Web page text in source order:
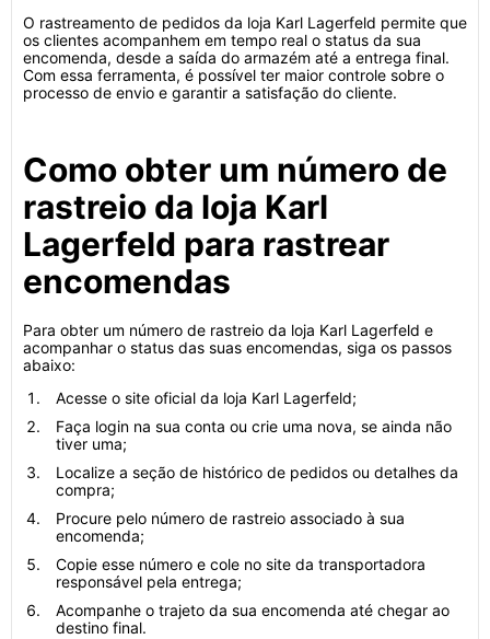
O rastreamento de pedidos da loja Karl Lagerfeld permite que
os clientes acompanhem em tempo real o status da sua
encomenda, desde a saída do armazém até a entrega final.
Com essa ferramenta, é possível ter maior controle sobre o
processo de envio e garantir a satisfação do cliente.
Como obter um número de
rastreio da loja Karl
Lagerfeld para rastrear
encomendas
Para obter um número de rastreio da loja Karl Lagerfeld e
acompanhar o status das suas encomendas, siga os passos
abaixo:
Acesse o site oficial da loja Karl Lagerfeld;
Faça login na sua conta ou crie uma nova, se ainda não
tiver uma;
Localize a seção de histórico de pedidos ou detalhes da
compra;
Procure pelo número de rastreio associado à sua
encomenda;
Copie esse número e cole no site da transportadora
responsável pela entrega;
Acompanhe o trajeto da sua encomenda até chegar ao
destino final.